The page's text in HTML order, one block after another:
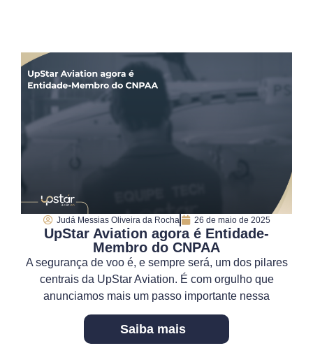
Judá Messias Oliveira da Rocha 26 de maio de 2025
UpStar Aviation agora é Entidade-
Membro do CNPAA
A segurança de voo é, e sempre será, um dos pilares
centrais da UpStar Aviation. É com orgulho que
anunciamos mais um passo importante nessa
Saiba mais